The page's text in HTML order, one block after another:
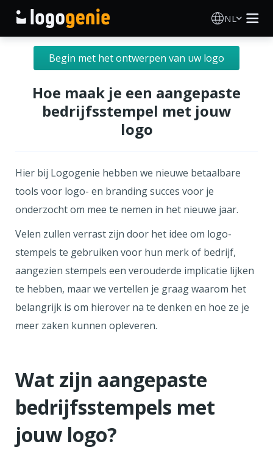
NL
Logo Maken
AI logogenerator
Logo-ideeën
Gedrukte producten
Over
INLOGGEN
Begin met het ontwerpen van uw logo
Hoe maak je een aangepaste
bedrijfsstempel met jouw
logo
Hier bij Logogenie hebben we nieuwe betaalbare
tools voor logo- en branding succes voor je
onderzocht om mee te nemen in het nieuwe jaar.
Velen zullen verrast zijn door het idee om logo-
stempels te gebruiken voor hun merk of bedrijf,
aangezien stempels een verouderde implicatie lijken
te hebben, maar we vertellen je graag waarom het
belangrijk is om hierover na te denken en hoe ze je
meer zaken kunnen opleveren.
Wat zijn aangepaste
bedrijfsstempels met
jouw logo?